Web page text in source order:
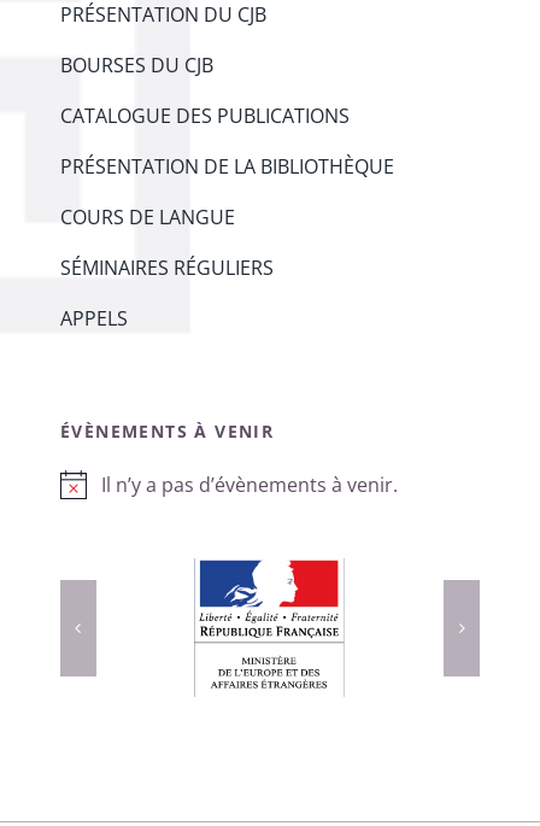
PRÉSENTATION DU CJB
BOURSES DU CJB
CATALOGUE DES PUBLICATIONS
PRÉSENTATION DE LA BIBLIOTHÈQUE
COURS DE LANGUE
SÉMINAIRES RÉGULIERS
APPELS
ÉVÈNEMENTS À VENIR
Notice
Il n’y a pas d’évènements à venir.